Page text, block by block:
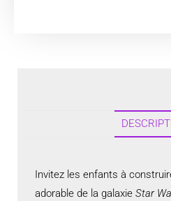
Invitez les enfants à
adorable de la galaxie Star